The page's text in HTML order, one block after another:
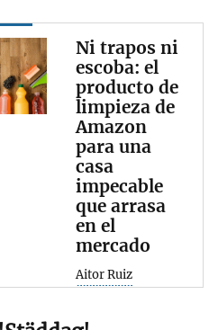
Ni trapos ni
escoba: el
producto de
limpieza de
Amazon
para una
casa
impecable
que arrasa
en el
mercado
Aitor Ruiz